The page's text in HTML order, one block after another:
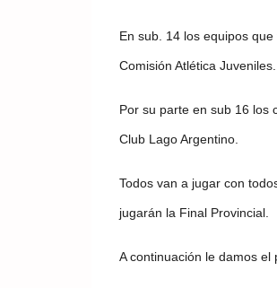
En sub. 14 los equipos
Comisión Atlética Juveniles.
Por su parte en sub 16 los
Club Lago Argentino.
Todos van a jugar con
jugarán la Final Provincial.
A continuación le damos